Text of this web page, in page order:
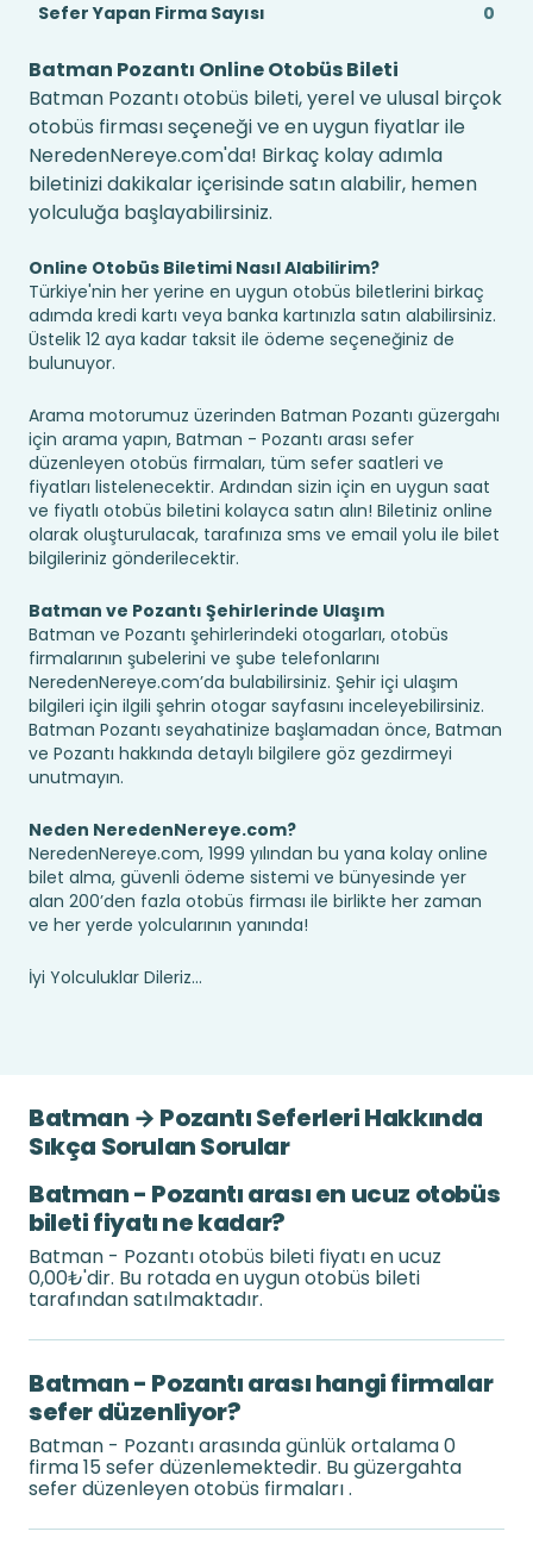
Sefer Yapan Firma Sayısı
0
Batman Pozantı Online Otobüs Bileti
Batman Pozantı otobüs bileti, yerel ve ulusal birçok
otobüs firması seçeneği ve en uygun fiyatlar ile
NeredenNereye.com'da! Birkaç kolay adımla
biletinizi dakikalar içerisinde satın alabilir, hemen
yolculuğa başlayabilirsiniz.
Online Otobüs Biletimi Nasıl Alabilirim?
Türkiye'nin her yerine en uygun otobüs biletlerini birkaç
adımda kredi kartı veya banka kartınızla satın alabilirsiniz.
Üstelik 12 aya kadar taksit ile ödeme seçeneğiniz de
bulunuyor.
Arama motorumuz üzerinden Batman Pozantı güzergahı
için arama yapın, Batman - Pozantı arası sefer
düzenleyen otobüs firmaları, tüm sefer saatleri ve
fiyatları listelenecektir. Ardından sizin için en uygun saat
ve fiyatlı otobüs biletini kolayca satın alın! Biletiniz online
olarak oluşturulacak, tarafınıza sms ve email yolu ile bilet
bilgileriniz gönderilecektir.
Batman ve Pozantı Şehirlerinde Ulaşım
Batman ve Pozantı şehirlerindeki otogarları, otobüs
firmalarının şubelerini ve şube telefonlarını
NeredenNereye.com’da bulabilirsiniz. Şehir içi ulaşım
bilgileri için ilgili şehrin otogar sayfasını inceleyebilirsiniz.
Batman Pozantı seyahatinize başlamadan önce, Batman
ve Pozantı hakkında detaylı bilgilere göz gezdirmeyi
unutmayın.
Neden NeredenNereye.com?
NeredenNereye.com, 1999 yılından bu yana kolay online
bilet alma, güvenli ödeme sistemi ve bünyesinde yer
alan 200’den fazla otobüs firması ile birlikte her zaman
ve her yerde yolcularının yanında!
İyi Yolculuklar Dileriz...
Batman → Pozantı Seferleri Hakkında
Sıkça Sorulan Sorular
Batman - Pozantı arası en ucuz otobüs
bileti fiyatı ne kadar?
Batman - Pozantı otobüs bileti fiyatı en ucuz
0,00₺'dir. Bu rotada en uygun otobüs bileti
tarafından satılmaktadır.
Batman - Pozantı arası hangi firmalar
sefer düzenliyor?
Batman - Pozantı arasında günlük ortalama 0
firma 15 sefer düzenlemektedir. Bu güzergahta
sefer düzenleyen otobüs firmaları .